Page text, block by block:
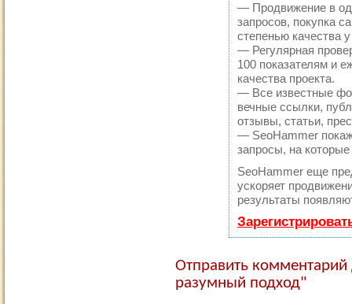
— Продвижение в
запросов, покупка
степенью качества
— Регулярная
100 показателям и
качества проекта.
— Все известные
вечные ссылки,
отзывы, статьи,
— SeoHammer
запросы, на
SeoHammer еще
ускоряет
результаты
Отправить
разумный подход"